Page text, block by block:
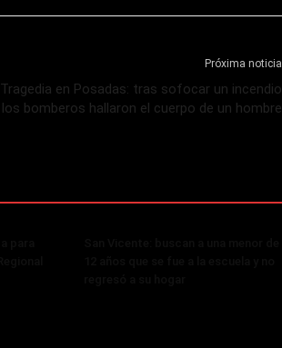
Próxima noticia
Tragedia en Posadas: tras sofocar un incendio
los bomberos hallaron el cuerpo de un hombre